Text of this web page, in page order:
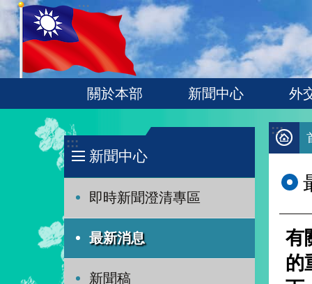
跳到主要內容區塊
:::
關於本部 新聞中心 外
:::
新聞中心
即時新聞澄清專區
最新消息
新聞稿
:::
有
的